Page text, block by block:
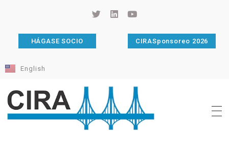
HÁGASE SOCIO CIRASponsoreo 2026
English